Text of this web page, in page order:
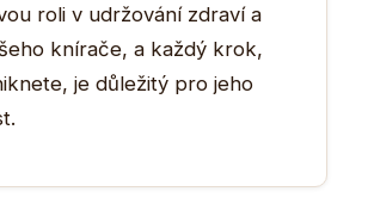
roli v udržování zdraví a
knírače, a každý krok,
je důležitý pro jeho